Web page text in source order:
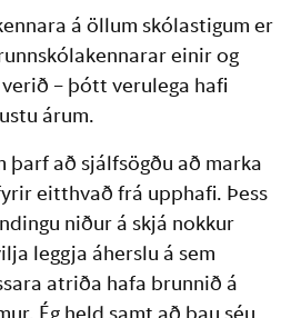
á öllum skólastigum er
einir og
– þótt verulega hafi
árum.
þarf að sjálfsögðu að marka
eitthvað frá upphafi. Þess
niður á skjá nokkur
leggja áherslu á sem
atriða hafa brunnið á
Ég held samt að þau séu